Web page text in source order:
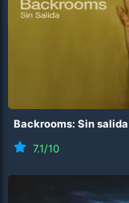
Backrooms: Sin salida
7.1/10